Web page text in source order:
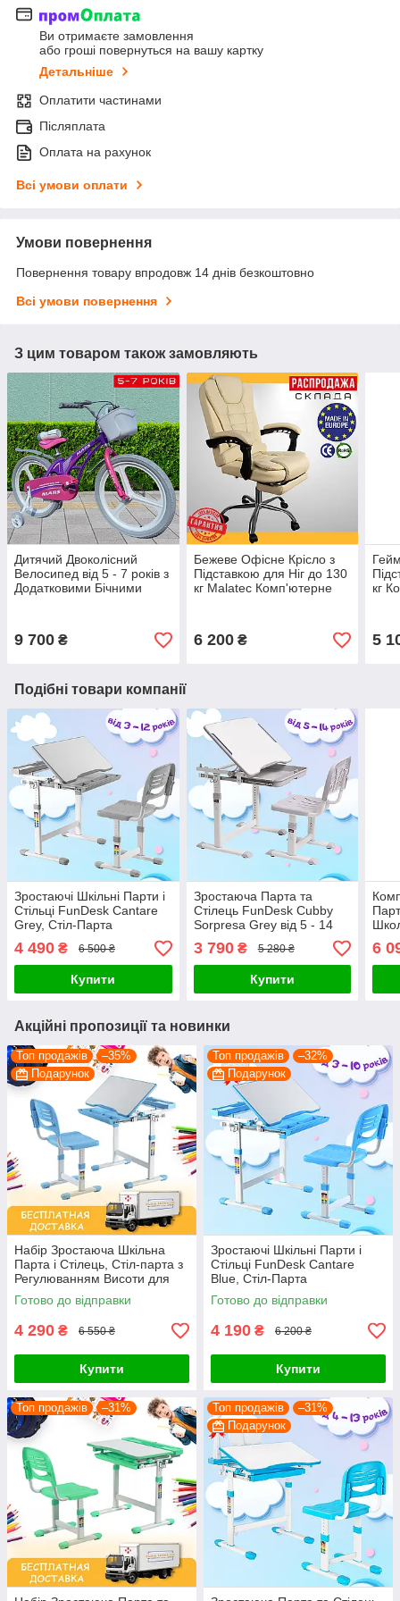
Ви отримаєте замовлення
або гроші повернуться на вашу картку
Детальніше
Оплатити частинами
Післяплата
Оплата на рахунок
Всі умови оплати
Умови повернення
Повернення товару впродовж 14 днів безкоштовно
Всі умови повернення
З цим товаром також замовляють
Дитячий Двоколісний
Велосипед від 5 - 7 років з
Додатковими Бічними
Фіолетовий з Рожевим
9 700 ₴
Бежеве Офісне Крісло з
Підставкою для Ніг до 130
кг Malatec Комп'ютерне
Бежеве Польща
6 200₴
кг
5
Подібні товари компанії
Зростаючі Шкільні Парти і
Стільці FunDesk Cantare
Grey, Стіл-Парта
Школярів та Дошкільнят
4 490 ₴ 6 500 ₴
Купити
Зростаюча Парта та
Стілець FunDesk Cubby
Sorpresa Grey від 5 - 14
Трансформер Учнівський
Стіл для Школярів Сірий
3 790₴ 5 280 ₴
Купити
6
Акційні пропозиції та новинки
Топ продажів
–35%
Подарунок
Набір Зростаюча Шкільна
Парта і Стілець, Стіл-парта з
Регулюванням Висоти для
Школярів FunDesk Cantare
Blue
Готово до відправки
4 290 ₴ 6 550 ₴
Купити
Топ продажів
–32%
Подарунок
Зростаючі Шкільні Парти і
Стільці FunDesk Cantare
Blue, Стіл-Парта
Трансформер для Школярів
та Дошкільнят
Готово до відправки
4 190 ₴ 6 200 ₴
Купити
Топ продажів –31% Топ продажів
–31%
Подарунок